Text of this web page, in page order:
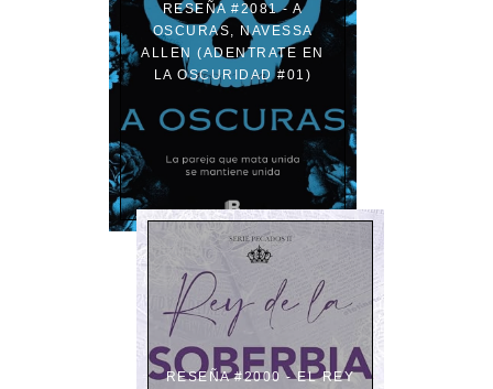
RESEÑA #2081 - A
OSCURAS, NAVESSA
ALLEN (ADENTRATE EN
LA OSCURIDAD #01)
RESEÑA #2000 - EL REY